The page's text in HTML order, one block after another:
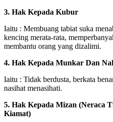
3. Hak Kepada Kubur
Iaitu : Membuang tabiat suka
kencing merata-rata,
membantu orang yang dizalimi.
4. Hak Kepada Munkar Dan
Iaitu : Tidak berdusta, berkata
nasihat menasihati.
5. Hak Kepada Mizan (Neraca
Kiamat)